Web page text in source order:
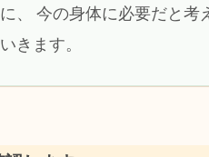
、 今の身体に必要だと考
きます。